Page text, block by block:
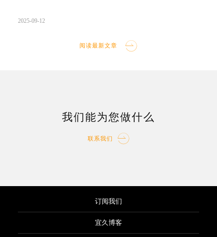
2025-09-12
阅读最新文章
我们能为您做什么
联系我们
订阅我们
宜久博客